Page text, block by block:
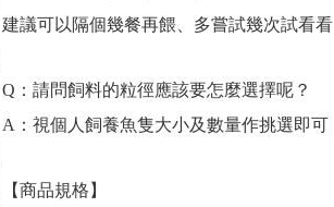
建議可以隔個幾餐再餵、多嘗試幾次試看看
Q：請問飼料的粒徑應該要怎麼選擇呢？
A：視個人飼養魚隻大小及數量作挑選即可
【商品規格】